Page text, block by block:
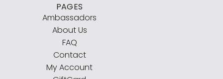
PAGES
Ambassadors
About Us
FAQ
Contact
My Account